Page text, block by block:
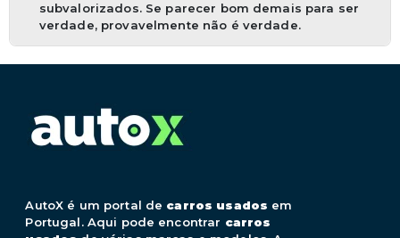
subvalorizados. Se parecer bom demais para ser
verdade, provavelmente não é verdade.
AutoX é um portal de carros usados em
Portugal. Aqui pode encontrar carros